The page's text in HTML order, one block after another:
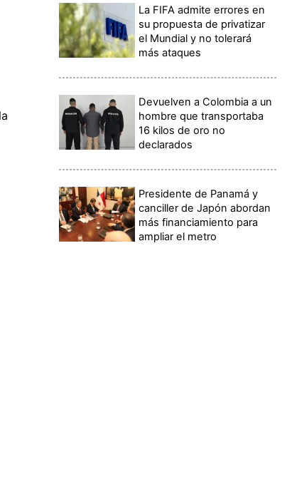
La FIFA admite errores en
su propuesta de privatizar
el Mundial y no tolerará
más ataques
Devuelven a Colombia a un
hombre que transportaba
16 kilos de oro no
declarados
Presidente de Panamá y
canciller de Japón abordan
más financiamiento para
ampliar el metro